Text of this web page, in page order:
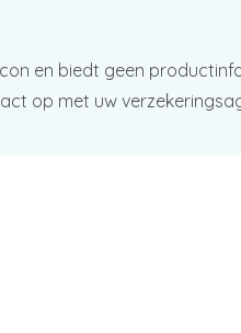
en biedt geen
op met uw